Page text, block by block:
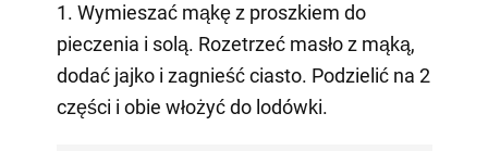
1. Wymieszać mąkę z proszkiem do
pieczenia i solą. Rozetrzeć masło z mąką,
dodać jajko i zagnieść ciasto. Podzielić na 2
części i obie włożyć do lodówki.